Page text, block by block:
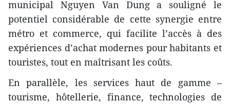
municipal Nguyen Van Dung a souligné le
potentiel considérable de cette synergie entre
métro et commerce, qui facilite l’accès à des
expériences d’achat modernes pour habitants et
touristes, tout en maîtrisant les coûts.
En parallèle, les services haut de gamme –
tourisme, hôtellerie, finance, technologies de